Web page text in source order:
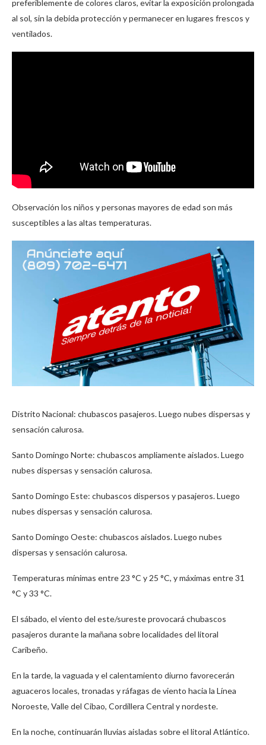
preferiblemente de colores claros, evitar la exposición prolongada
al sol, sin la debida protección y permanecer en lugares frescos y
ventilados.
Observación los niños y personas mayores de edad son más
susceptibles a las altas temperaturas.
Distrito Nacional: chubascos pasajeros. Luego nubes dispersas y
sensación calurosa.
Santo Domingo Norte: chubascos ampliamente aislados. Luego
nubes dispersas y sensación calurosa.
Santo Domingo Este: chubascos dispersos y pasajeros. Luego
nubes dispersas y sensación calurosa.
Santo Domingo Oeste: chubascos aislados. Luego nubes
dispersas y sensación calurosa.
Temperaturas mínimas entre 23 °C y 25 °C, y máximas entre 31
°C y 33 °C.
El sábado, el viento del este/sureste provocará chubascos
pasajeros durante la mañana sobre localidades del litoral
Caribeño.
En la tarde, la vaguada y el calentamiento diurno favorecerán
aguaceros locales, tronadas y ráfagas de viento hacia la Línea
Noroeste, Valle del Cibao, Cordillera Central y nordeste.
En la noche, continuarán lluvias aisladas sobre el litoral Atlántico.